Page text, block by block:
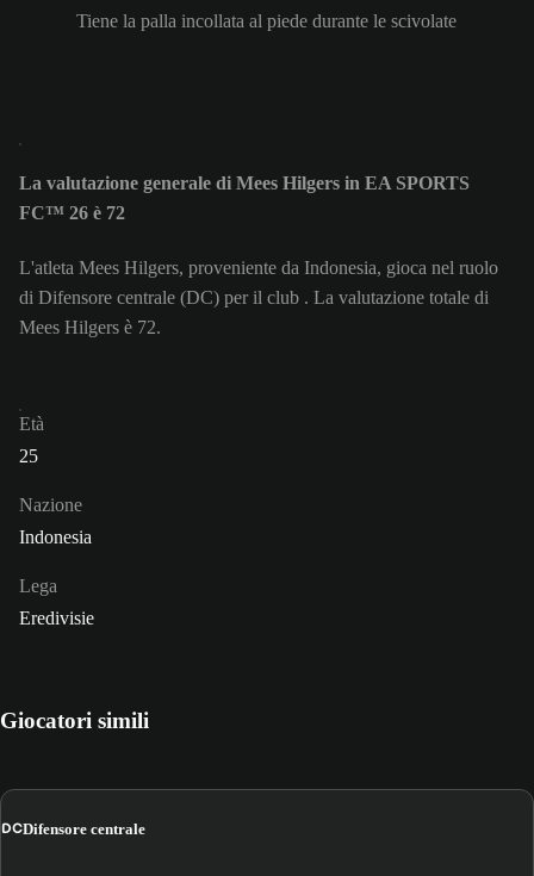
Tiene la palla incollata al piede durante le scivolate
La valutazione generale di Mees Hilgers in EA SPORTS
FC™ 26 è 72
L'atleta Mees Hilgers, proveniente da Indonesia, gioca nel ruolo
di Difensore centrale (DC) per il club . La valutazione totale di
Mees Hilgers è 72.
Età
25
Nazione
Indonesia
Lega
Eredivisie
Giocatori simili
DCDifensore centrale